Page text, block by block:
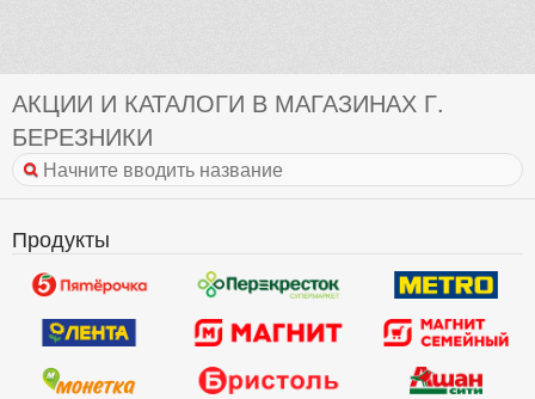
АКЦИИ И КАТАЛОГИ В МАГАЗИНАХ Г.
БЕРЕЗНИКИ
Продукты